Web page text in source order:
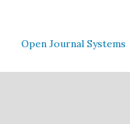
Open Journal Systems